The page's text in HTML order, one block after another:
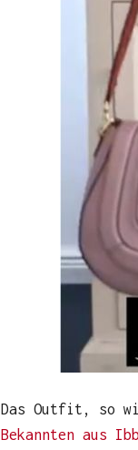
Das Outfit, so
Bekannten aus